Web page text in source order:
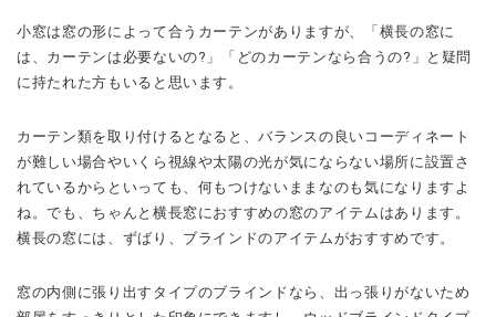
小窓は窓の形によって合うカーテンがありますが、「横長の窓に
は、カーテンは必要ないの?」「どのカーテンなら合うの?」と疑問
に持たれた方もいると思います。
カーテン類を取り付けるとなると、バランスの良いコーディネート
が難しい場合やいくら視線や太陽の光が気にならない場所に設置さ
れているからといっても、何もつけないままなのも気になりますよ
ね。でも、ちゃんと横長窓におすすめの窓のアイテムはあります。
横長の窓には、ずばり、ブラインドのアイテムがおすすめです。
窓の内側に張り出すタイプのブラインドなら、出っ張りがないため